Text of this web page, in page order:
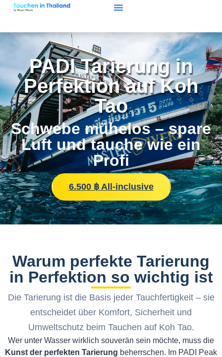
PADI Tarierung in
Perfektion auf Koh
Tao
Schwebe mühelos – spare
Luft und tauche wie ein
Profi
6.500 ฿ All-inclusive
Warum perfekte Tarierung
in Perfektion so wichtig ist
Die Tarierung ist die Basis jeder Tauchfertigkeit – sie
entscheidet über Komfort, Sicherheit und
Umweltschutz beim Tauchen auf Koh Tao.
Wer unter Wasser wirklich souverän sein möchte, muss die
Kunst der perfekten Tarierung beherrschen. Im PADI Peak